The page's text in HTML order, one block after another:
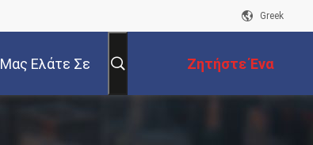
Greek
Μας Ελάτε Σε Ζητήστε Ένα
Απόσπασμα